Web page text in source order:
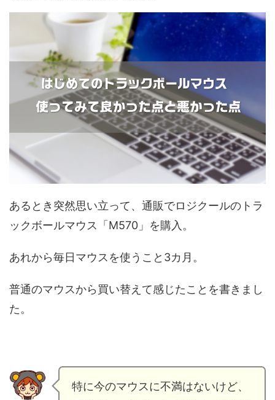
あるとき突然思い立って、通販でロジクールのトラ
ックボールマウス「M570」を購入。
あれから毎日マウスを使うこと3カ月。
普通のマウスから買い替えて感じたことを書きまし
た。
特に今のマウスに不満はないけど、